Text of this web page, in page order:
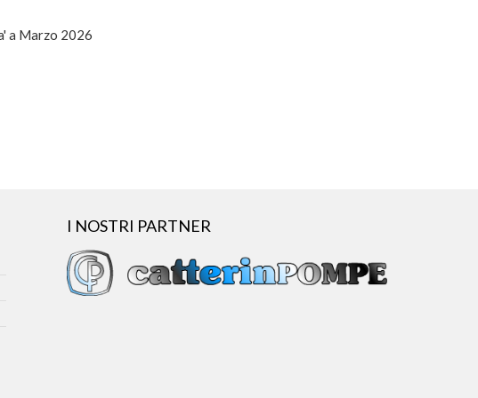
a Marzo 2026
I NOSTRI PARTNER